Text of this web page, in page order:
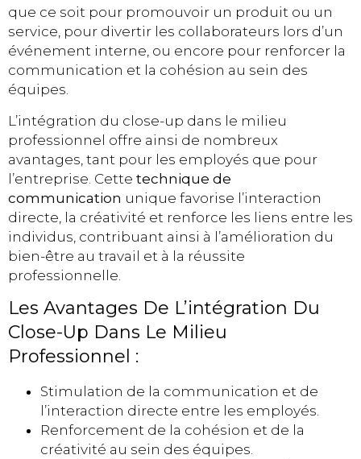
que ce soit pour promouvoir un produit ou un
service, pour divertir les collaborateurs lors d’un
événement interne, ou encore pour renforcer la
communication et la cohésion au sein des
équipes.
L’intégration du close-up dans le milieu
professionnel offre ainsi de nombreux
avantages, tant pour les employés que pour
l’entreprise. Cette technique de
communication unique favorise l’interaction
directe, la créativité et renforce les liens entre les
individus, contribuant ainsi à l’amélioration du
bien-être au travail et à la réussite
professionnelle.
Les Avantages De L’intégration Du
Close-Up Dans Le Milieu
Professionnel :
Stimulation de la communication et de
l’interaction directe entre les employés.
Renforcement de la cohésion et de la
créativité au sein des équipes.